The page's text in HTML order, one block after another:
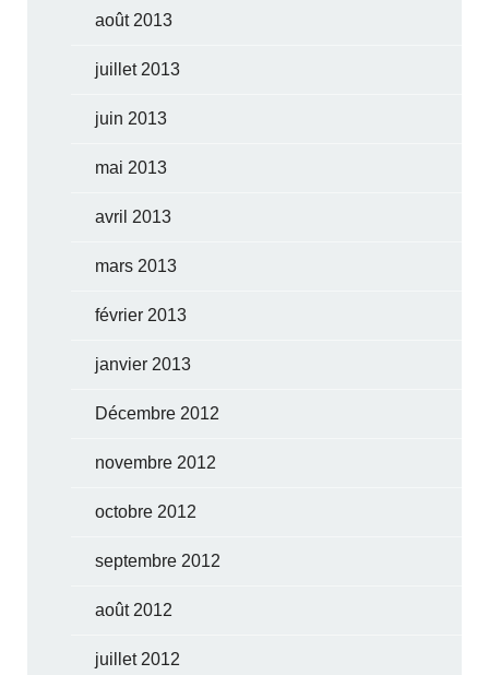
août 2013
juillet 2013
juin 2013
mai 2013
avril 2013
mars 2013
février 2013
janvier 2013
Décembre 2012
novembre 2012
octobre 2012
septembre 2012
août 2012
juillet 2012